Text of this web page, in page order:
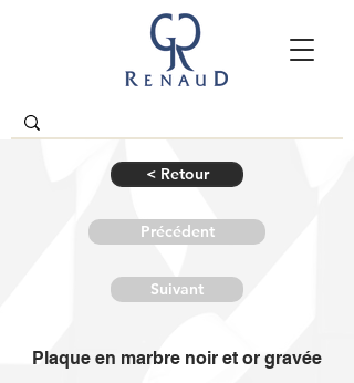
< Retour
Précédent
Suivant
Plaque en marbre noir et or gravée